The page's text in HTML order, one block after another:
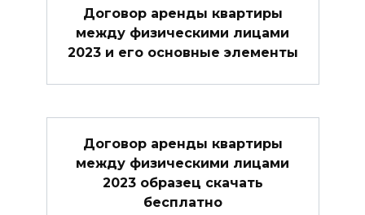
Договор аренды квартиры
между физическими лицами
2023 и его основные элементы
Договор аренды квартиры
между физическими лицами
2023 образец скачать
бесплатно